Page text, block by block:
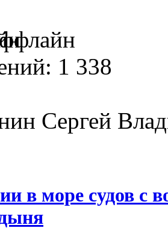
1 338
Сергей
в море судов с